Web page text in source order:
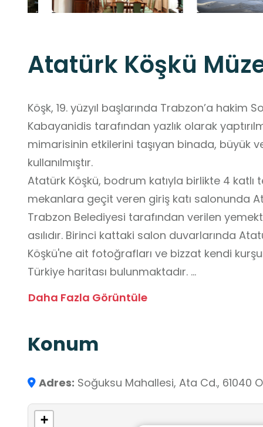
Atatürk Köşkü
Köşk, 19. yüzyıl başlarında Trabzon’a hakim
Kabayanidis tarafından yazlık olarak
mimarisinin etkilerini taşıyan binada, büyük
kullanılmıştır.
Atatürk Köşkü, bodrum katıyla birlikte 4 katlı
mekanlara geçit veren giriş katı salonunda
Trabzon Belediyesi tarafından verilen
asılıdır. Birinci kattaki salon duvarlarında
Köşkü'ne ait fotoğrafları ve bizzat kendi
Türkiye haritası bulunmaktadır.
geldiğinde Köşk’te ağırlanmış ve çok
gece kalmıştır.
armağan etme kararını almış olan Atatürk,
Daha Fazla Görüntüle
Konum
Adres: Soğuksu Mahallesi, Ata Cd., 61040
+